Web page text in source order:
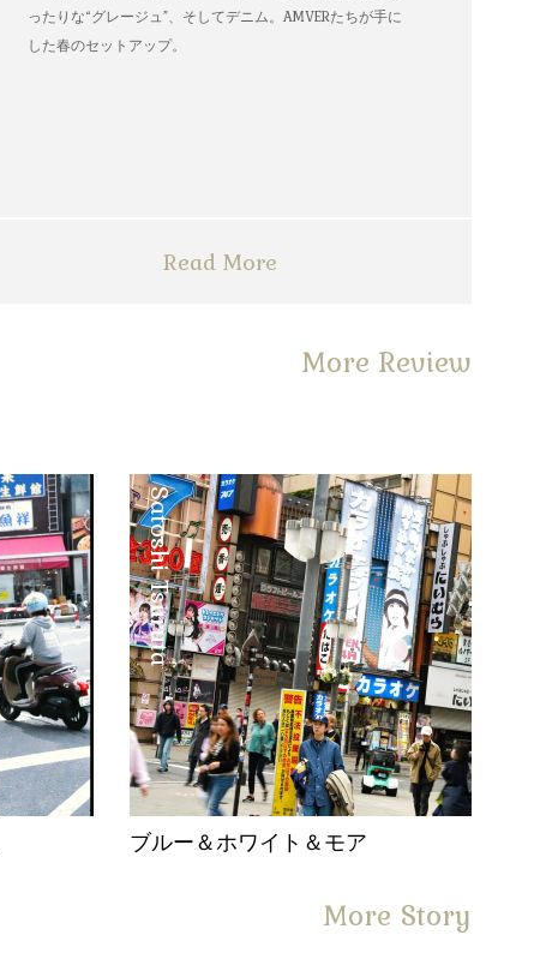
ったりな“グレージュ”、そしてデニム。AMVERたちが手に
した春のセットアップ。
Read More
More Review
Satoshi Tsuruta
ブルー＆ホワイト＆モア
More Story